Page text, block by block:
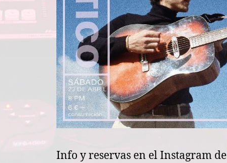
Info y reservas en el Instagram de